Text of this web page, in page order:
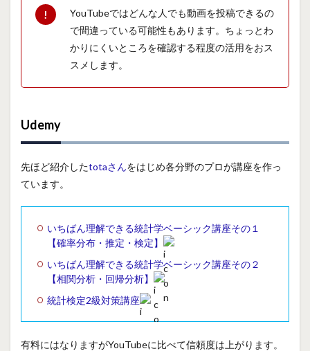
YouTubeではどんな人でも動画を投稿できるの
で間違っている可能性もあります。ちょっとわ
かりにくいところを確認する程度の活用をおス
スメします。
Udemy
先ほど紹介したtotaさんをはじめ各分野のプロが講座を作っ
ています。
いちばん理解できる統計学ベーシック講座その１
【確率分布・推定・検定】
いちばん理解できる統計学ベーシック講座その２
【相関分析・回帰分析】
統計検定2級対策講座
有料にはなりますがYouTubeに比べて信頼度は上がります。